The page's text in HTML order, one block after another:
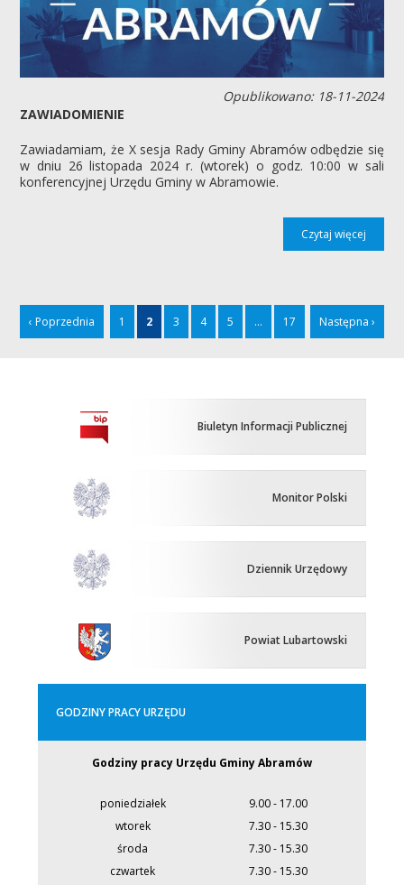
Opublikowano: 18-11-2024
ZAWIADOMIENIE
Zawiadamiam, że X sesja Rady Gminy Abramów odbędzie się
w dniu 26 listopada 2024 r. (wtorek) o godz. 10:00 w sali
konferencyjnej Urzędu Gminy w Abramowie.
Czytaj więcej
‹ Poprzednia 1 2 3 4 5 ... 17 Następna ›
Biuletyn Informacji Publicznej
Monitor Polski
Dziennik Urzędowy
Powiat Lubartowski
GODZINY PRACY URZĘDU
Godziny pracy Urzędu Gminy Abramów
poniedziałek
9.00 - 17.00
wtorek
7.30 - 15.30
środa
7.30 - 15.30
czwartek
7.30 - 15.30